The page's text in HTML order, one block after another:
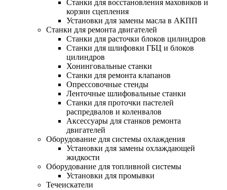
Станки для восстановления маховиков и
корзин сцепления
Установки для замены масла в АКПП
Станки для ремонта двигателей
Станки для расточки блоков цилиндров
Станки для шлифовки ГБЦ и блоков
цилиндров
Хонинговальные станки
Станки для ремонта клапанов
Опрессовочные стенды
Ленточные шлифовальные станки
Станки для проточки пастелей
распредвалов и коленвалов
Аксессуары для станков ремонта
двигателей
Оборудование для системы охлаждения
Установки для замены охлаждающей
жидкости
Оборудование для топливной системы
Установки для промывки
Течеискатели